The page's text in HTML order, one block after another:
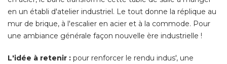
en un établi d'atelier industriel. Le tout donne la réplique au
mur de brique, à l'escalier en acier et à la commode. Pour
une ambiance générale façon nouvelle ère industrielle !
L'idée à retenir : pour renforcer le rendu indus', une